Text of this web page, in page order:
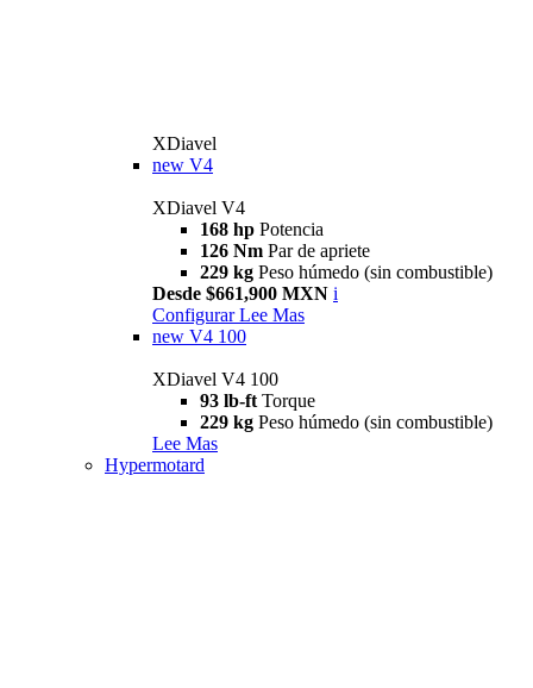
XDiavel
new V4
XDiavel V4
168 hp Potencia
126 Nm Par de apriete
229 kg Peso húmedo (sin combustible)
Desde $661,900 MXN i
Configurar Lee Mas
new V4 100
XDiavel V4 100
93 lb-ft Torque
229 kg Peso húmedo (sin combustible)
Lee Mas
Hypermotard